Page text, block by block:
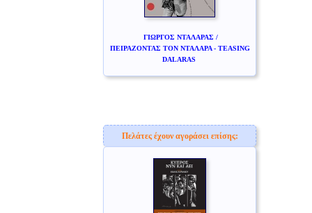
ΓΙΩΡΓΟΣ ΝΤΑΛΑΡΑΣ /
ΠΕΙΡΑΖΟΝΤΑΣ ΤΟΝ ΝΤΑΛΑΡΑ - TEASING
DALARAS
Πελάτες έχουν αγοράσει επίσης: